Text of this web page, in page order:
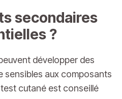
secondaires
?
développer des
sensibles aux composants
cutané est conseillé